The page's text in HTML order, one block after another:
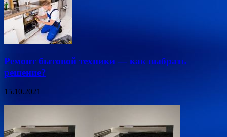
Ремонт бытовой техники — как выбрать
решение?
15.10.2021